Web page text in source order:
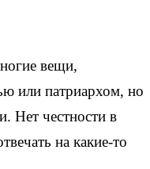
вещи,
или патриархом, но
Нет честности в
на какие-то